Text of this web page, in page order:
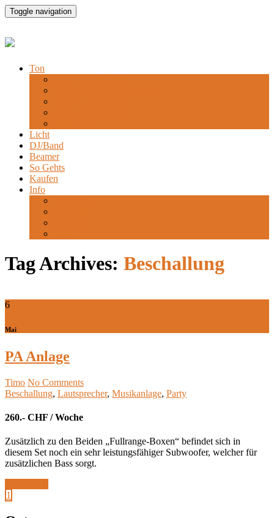
Toggle navigation
Ton
Licht
DJ/Band
Beamer
So Gehts
Kaufen
Info
Tag Archives: Beschallung
6
Mai
PA Anlage
Timo No Comments
Beschallung, Lautsprecher, Musikanlage, Party
260.- CHF / Woche
Zusätzlich zu den Beiden „Fullrange-Boxen“ befindet sich in
diesem Set noch ein sehr leistungsfähiger Subwoofer, welcher für
zusätzlichen Bass sorgt.
1